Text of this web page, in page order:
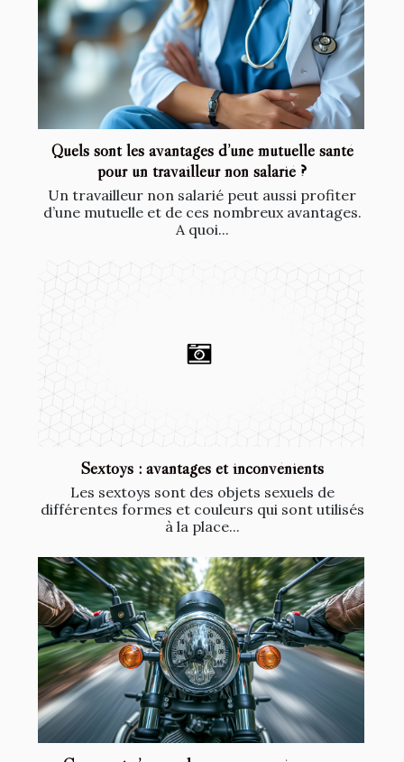
Quels sont les avantages d’une mutuelle santé
pour un travailleur non salarié ?
Un travailleur non salarié peut aussi profiter
d’une mutuelle et de ces nombreux avantages.
A quoi...
Sextoys : avantages et inconvénients
Les sextoys sont des objets sexuels de
différentes formes et couleurs qui sont utilisés
à la place...